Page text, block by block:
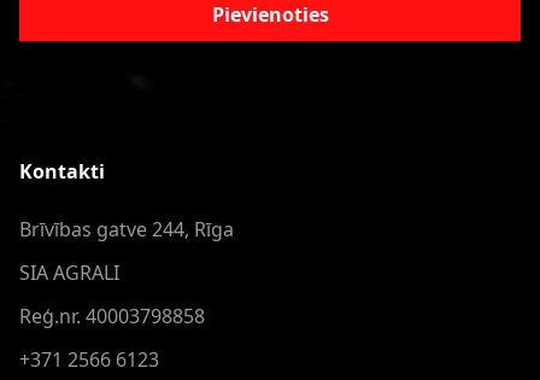
Pievienoties
Kontakti
Brīvības gatve 244, Rīga
SIA AGRALI
Reģ.nr. 40003798858
+371 2566 6123